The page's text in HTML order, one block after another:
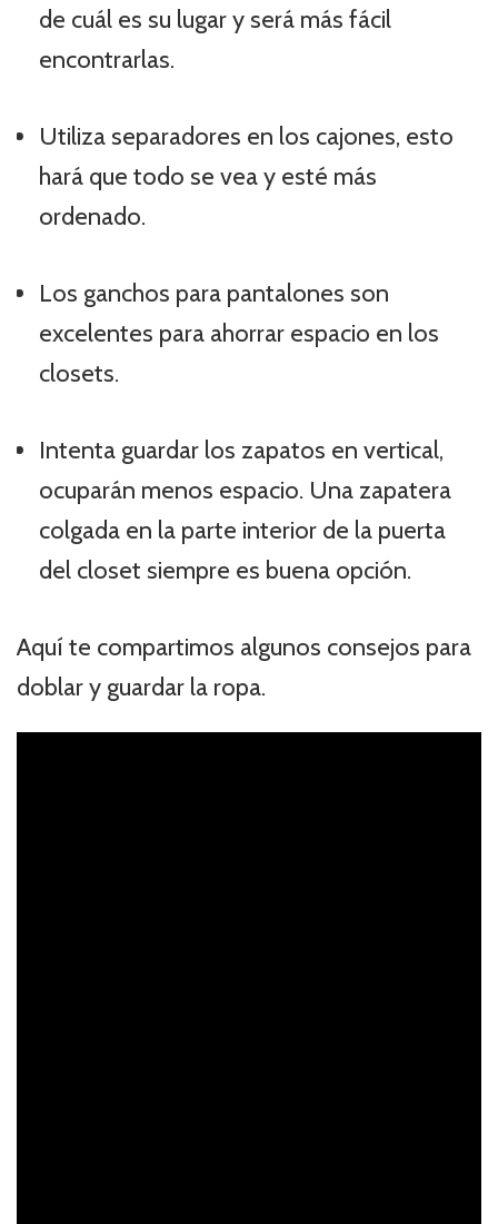
de cuál es su lugar y será más fácil
encontrarlas.
Utiliza separadores en los cajones, esto
hará que todo se vea y esté más
ordenado.
Los ganchos para pantalones son
excelentes para ahorrar espacio en los
closets.
Intenta guardar los zapatos en vertical,
ocuparán menos espacio. Una zapatera
colgada en la parte interior de la puerta
del closet siempre es buena opción.
Aquí te compartimos algunos consejos para
doblar y guardar la ropa.